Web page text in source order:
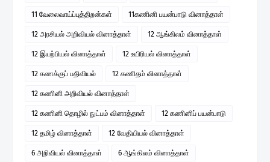
11 வேலைவாய்ப்புத்திறன்கள் 11கணினி பயன்பாடு வினாத்தாள்
12 அரசியல் அறிவியல் வினாத்தாள் 12 ஆங்கிலம் வினாத்தாள்
12 இயற்பியல் வினாத்தாள் 12 உயிரியல் வினாத்தாள்
12 கணக்குப் பதிவியல் 12 கணிதம் வினாத்தாள்
12 கணினி அறிவியல் வினாத்தாள்
12 கணினி தொழில் நுட்பம் வினாத்தாள் 12 கணினிப் பயன்பாடு
12 தமிழ் வினாத்தாள் 12 வேதியியல் வினாத்தாள்
6 அறிவியல் வினாத்தாள் 6 ஆங்கிலம் வினாத்தாள்